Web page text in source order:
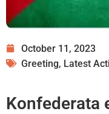
October 11, 2023
Greeting, Latest
Konfederata